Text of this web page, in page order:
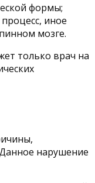
формы;
иное
мозге.
только врач на
нарушение